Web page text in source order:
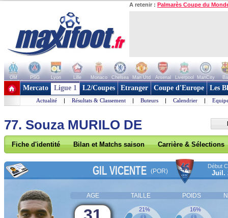
A retenir : Palmarès Coupe du
OM PSG Lyon Lille Monaco Chelsea Man Utd Arsenal Liverpool ManCity
+ de clubs
Mercato Ligue 1 L2/Coupes Etranger Coupe d'Europe Les
Actualité | Résultats & Classement | Buteurs | Calendrier |
77. Souza MURILO DE
Fiche d'identité Bilan et Matchs saison Carrière & Sélections
GIL VICENTE (POR)
Début
Juil.
AGE TAILLE POIDS
21% 16%